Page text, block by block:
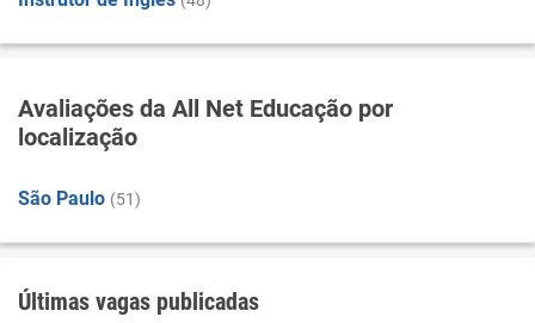
Avaliações da All Net Educação por
localização
São Paulo (51)
Últimas vagas publicadas